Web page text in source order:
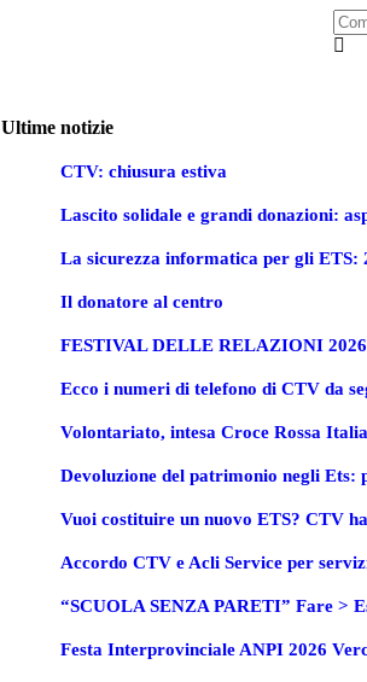
Ultime notizie
CTV: chiusura estiva
Lascito solidale e grandi donazioni:
La sicurezza informatica per gli ETS:
Il donatore al centro
FESTIVAL DELLE RELAZIONI 2026
Ecco i numeri di telefono di CTV da
Volontariato, intesa Croce Rossa
Devoluzione del patrimonio negli Ets:
Vuoi costituire un nuovo ETS? CTV
Accordo CTV e Acli Service per
“SCUOLA SENZA PARETI” Fare >
Festa Interprovinciale ANPI 2026